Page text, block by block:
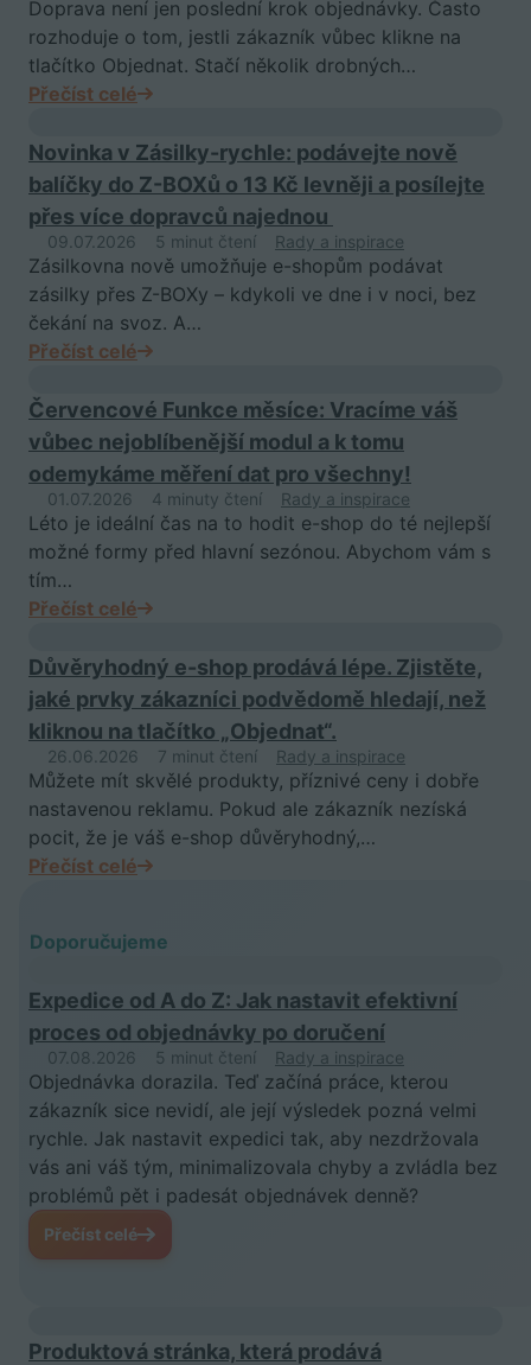
Doprava není jen poslední krok objednávky. Často
rozhoduje o tom, jestli zákazník vůbec klikne na
tlačítko Objednat. Stačí několik drobných…
Přečíst celé
Novinka v Zásilky-rychle: podávejte nově
balíčky do Z-BOXů o 13 Kč levněji a posílejte
přes více dopravců najednou
09.07.2026 5 minut čtení Rady a inspirace
Zásilkovna nově umožňuje e-shopům podávat
zásilky přes Z-BOXy – kdykoli ve dne i v noci, bez
čekání na svoz. A…
Přečíst celé
Červencové Funkce měsíce: Vracíme váš
vůbec nejoblíbenější modul a k tomu
odemykáme měření dat pro všechny!
01.07.2026 4 minuty čtení Rady a inspirace
Léto je ideální čas na to hodit e-shop do té nejlepší
možné formy před hlavní sezónou. Abychom vám s
tím…
Přečíst celé
Důvěryhodný e-shop prodává lépe. Zjistěte,
jaké prvky zákazníci podvědomě hledají, než
kliknou na tlačítko „Objednat“.
26.06.2026 7 minut čtení Rady a inspirace
Můžete mít skvělé produkty, příznivé ceny i dobře
nastavenou reklamu. Pokud ale zákazník nezíská
pocit, že je váš e-shop důvěryhodný,…
Přečíst celé
Doporučujeme
Expedice od A do Z: Jak nastavit efektivní
proces od objednávky po doručení
07.08.2026 5 minut čtení Rady a inspirace
Objednávka dorazila. Teď začíná práce, kterou
zákazník sice nevidí, ale její výsledek pozná velmi
rychle. Jak nastavit expedici tak, aby nezdržovala
vás ani váš tým, minimalizovala chyby a zvládla bez
problémů pět i padesát objednávek denně?
Přečíst celé
Produktová stránka, která prodává